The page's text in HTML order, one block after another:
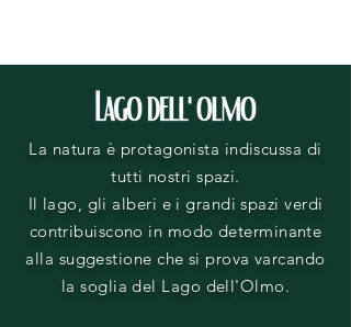
La natura è protagonista indiscussa di
tutti nostri spazi.
Il lago, gli alberi e i grandi spazi verdi
contribuiscono in modo determinante
alla suggestione che si prova varcando
la soglia del Lago dell'Olmo.